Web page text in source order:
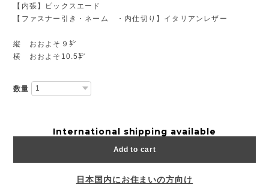
【内張】ピックスエード
【ファスナー引き・ネーム ・内仕切り】イタリアンレザー
縦 おおよそ９㌢
横 おおよそ10.5㌢
数量
International shipping available
Add to cart
日本国内にお住まいの方向け